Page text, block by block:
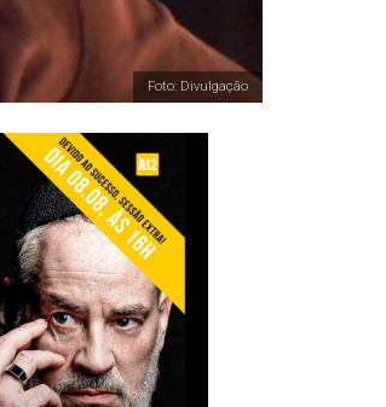
Foto: Divulgação